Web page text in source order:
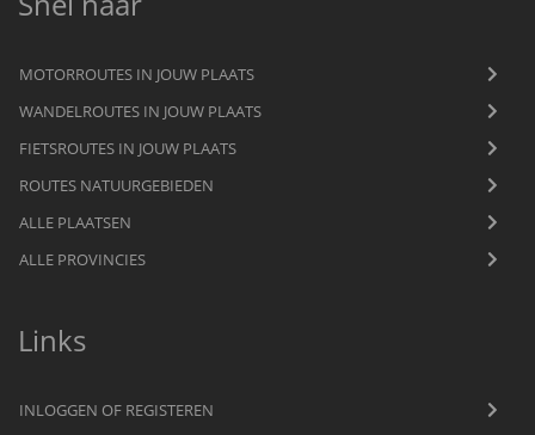
MOTORROUTES IN JOUW PLAATS
WANDELROUTES IN JOUW PLAATS
FIETSROUTES IN JOUW PLAATS
ROUTES NATUURGEBIEDEN
ALLE PLAATSEN
ALLE PROVINCIES
Links
INLOGGEN OF REGISTEREN